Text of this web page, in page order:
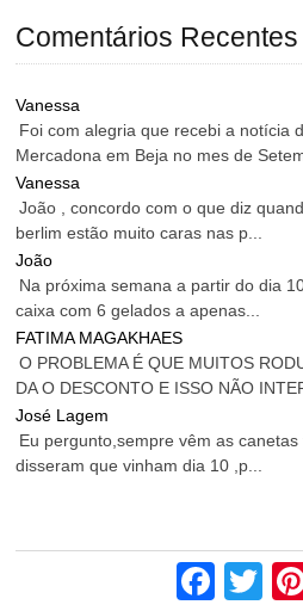
Comentários Recentes
Vanessa
Foi com alegria que recebi a notícia
Mercadona em Beja no mes de
Vanessa
João , concordo com o que diz
berlim estão muito caras nas p...
João
Na próxima semana a partir do dia
caixa com 6 gelados a apenas...
FATIMA MAGAKHAES
O PROBLEMA É QUE MUITOS
DA O DESCONTO E ISSO NÃO
José Lagem
Eu pergunto,sempre vêm as
disseram que vinham dia 10 ,p...
Facebook Twitter